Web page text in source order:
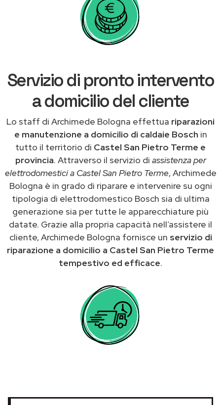
Servizio di pronto intervento
a domicilio del cliente
Lo staff di Archimede Bologna effettua riparazioni
e manutenzione a domicilio di caldaie Bosch in
tutto il territorio di Castel San Pietro Terme e
provincia. Attraverso il servizio di assistenza per
elettrodomestici a Castel San Pietro Terme, Archimede
Bologna è in grado di riparare e intervenire su ogni
tipologia di elettrodomestico Bosch sia di ultima
generazione sia per tutte le apparecchiature più
datate. Grazie alla propria capacità nell’assistere il
cliente, Archimede Bologna fornisce un servizio di
riparazione a domicilio a Castel San Pietro Terme
tempestivo ed efficace.